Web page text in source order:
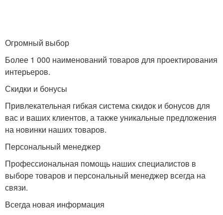
Огромный выбор
Более 1 000 наименований товаров для проектирования
интерьеров.
Скидки и бонусы
Привлекательная гибкая система скидок и бонусов для
вас и ваших клиентов, а также уникальные предложения
на новинки наших товаров.
Персональный менеджер
Профессиональная помощь наших специалистов в
выборе товаров и персональный менеджер всегда на
связи.
Всегда новая информация